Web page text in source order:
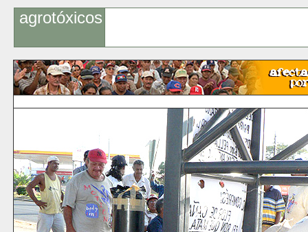
agrotóxicos